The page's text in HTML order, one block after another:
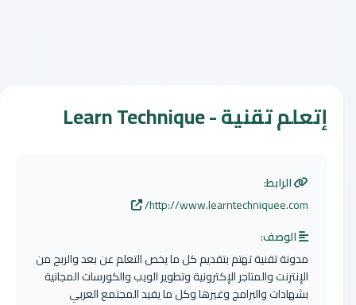
إتعلم تقنية - Learn Technique
الرابط:
http://www.learntechniquee.com/
الوصف:
مدونة تقنية تهتم بتقديم كل ما يخص التعلم عن بعد والربح من
الإنترنت والمتاجر الإكترونية وتطوير الويب والكورسات المجانية
بشهادات والبرامج وغيرها وكل ما يفيد المجتمع العربي